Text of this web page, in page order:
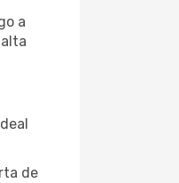
a
de